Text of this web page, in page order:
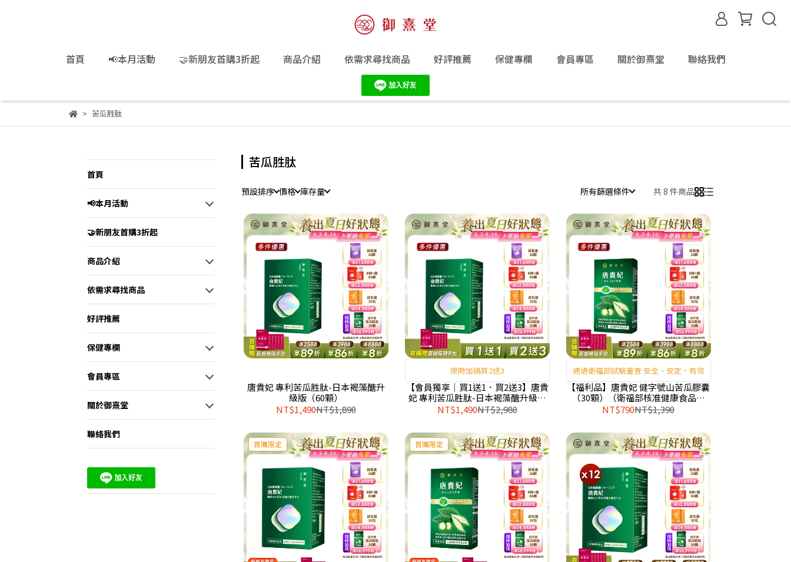
首頁 📢本月活動 🤝新朋友首購3折起 商品介紹 依需求尋找商品 好評推薦 保健專欄 會員專區 關於御熹堂 聯絡我們
苦瓜胜肽
首頁
📢本月活動
🤝新朋友首購3折起
商品介紹
依需求尋找商品
好評推薦
保健專欄
會員專區
關於御熹堂
聯絡我們
苦瓜胜肽
預設排序 價格 庫存量 所有篩選條件 共 8 件商品
唐貴妃 專利苦瓜胜肽-日本褐藻醣升
級版（60顆）
NT$1,490NT$1,890
限時加碼買2送3
【會員獨享｜買1送1．買2送3】唐貴
妃 專利苦瓜胜肽-日本褐藻醣升級版
（60顆/盒）
NT$1,490NT$2,980
通過衛福部試驗審查 安全、安定、有效
【福利品】唐貴妃 健字號山苦瓜膠囊
（30顆）（衛福部核准健康食品）
（最短效期：2027年3月）
NT$790NT$1,390
首購限定 首購限定